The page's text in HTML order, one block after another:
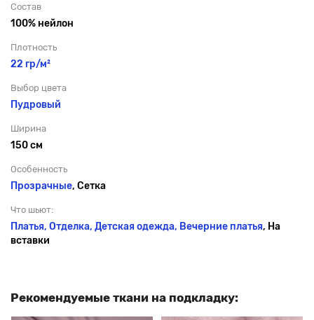
Состав
100% нейлон
Плотность
22 гр/м²
Выбор цвета
Пудровый
Ширина
150 см
Особенность
Прозрачные, Сетка
Что шьют:
Платья, Отделка, Детская одежда, Вечерние платья, На
вставки
Рекомендуемые ткани на подкладку: